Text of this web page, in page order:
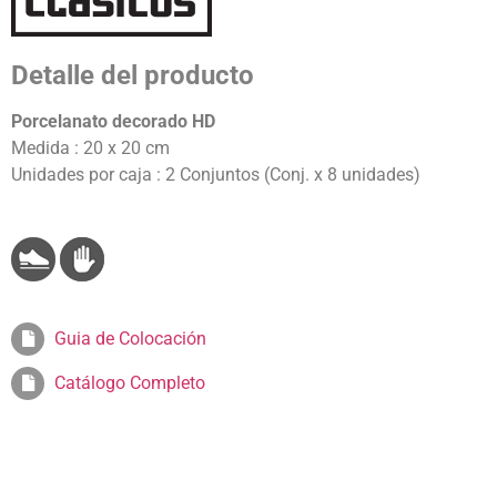
Detalle del producto
Porcelanato decorado HD
Medida : 20 x 20 cm
Unidades por caja : 2 Conjuntos (Conj. x 8 unidades)
Guia de Colocación
Catálogo Completo